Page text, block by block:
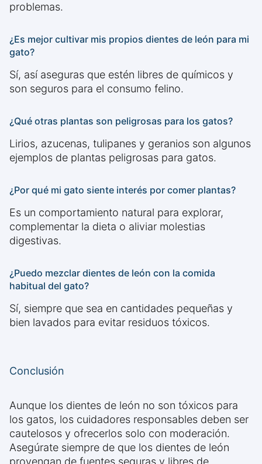
problemas.
¿Es mejor cultivar mis propios dientes de león para mi
gato?
Sí, así aseguras que estén libres de químicos y
son seguros para el consumo felino.
¿Qué otras plantas son peligrosas para los gatos?
Lirios, azucenas, tulipanes y geranios son algunos
ejemplos de plantas peligrosas para gatos.
¿Por qué mi gato siente interés por comer plantas?
Es un comportamiento natural para explorar,
complementar la dieta o aliviar molestias
digestivas.
¿Puedo mezclar dientes de león con la comida
habitual del gato?
Sí, siempre que sea en cantidades pequeñas y
bien lavados para evitar residuos tóxicos.
Conclusión
Aunque los dientes de león no son tóxicos para
los gatos, los cuidadores responsables deben ser
cautelosos y ofrecerlos solo con moderación.
Asegúrate siempre de que los dientes de león